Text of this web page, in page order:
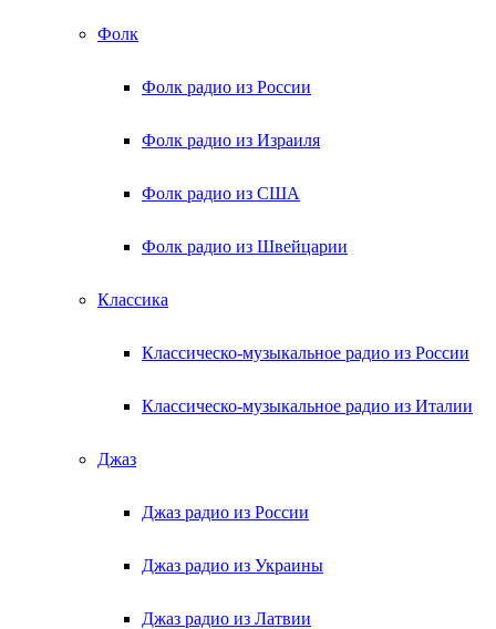
Фолк
Фолк радио из России
Фолк радио из Израиля
Фолк радио из США
Фолк радио из Швейцарии
Классика
Классическо-музыкальное радио из России
Классическо-музыкальное радио из Италии
Джаз
Джаз радио из России
Джаз радио из Украины
Джаз радио из Латвии